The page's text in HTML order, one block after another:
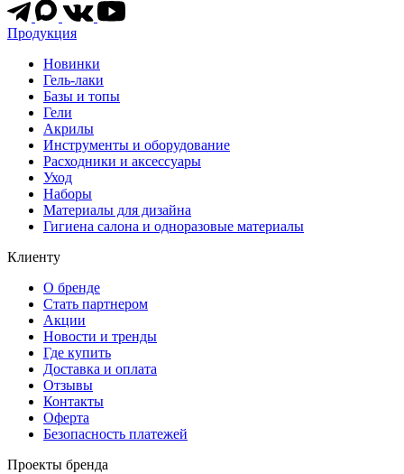
Продукция
Новинки
Гель-лаки
Базы и топы
Гели
Акрилы
Инструменты и оборудование
Расходники и аксессуары
Уход
Наборы
Материалы для дизайна
Гигиена салона и одноразовые материалы
Клиенту
О бренде
Стать партнером
Акции
Новости и тренды
Где купить
Доставка и оплата
Отзывы
Контакты
Оферта
Безопасность платежей
Проекты бренда